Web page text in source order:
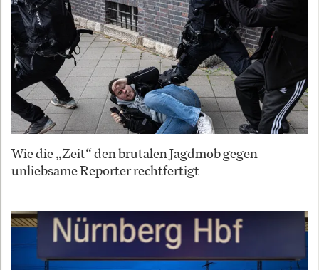
Wie die „Zeit“ den brutalen Jagdmob gegen
unliebsame Reporter rechtfertigt